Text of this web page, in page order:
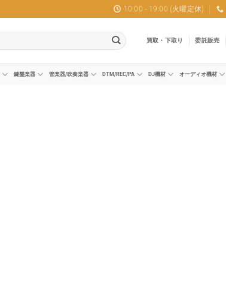
10:00 - 19:00 (火曜定休)
買取・下取り 委託販売
鍵盤楽器 管楽器/吹奏楽器 DTM/REC/PA DJ機材 オーディオ機材